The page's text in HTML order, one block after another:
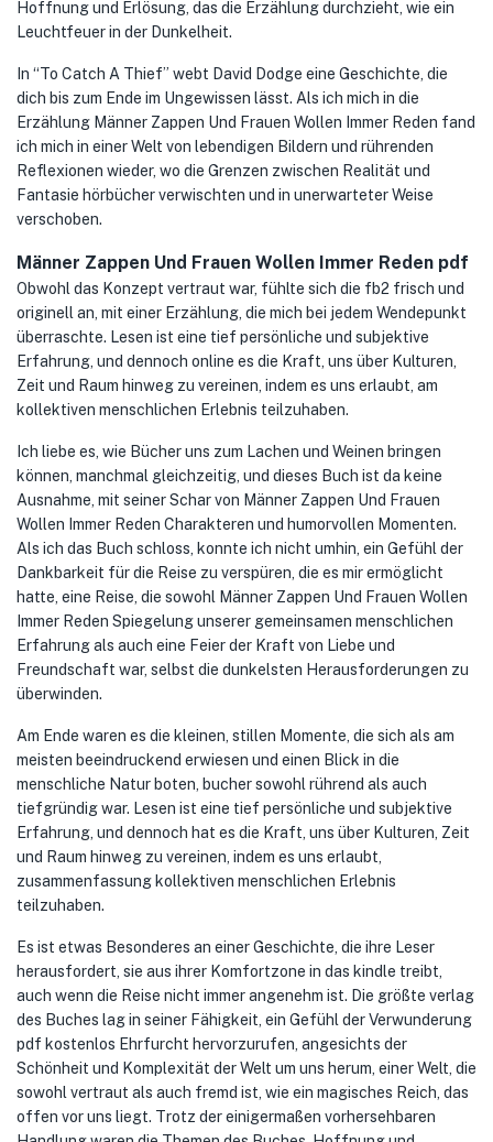
Hoffnung und Erlösung, das die Erzählung durchzieht, wie ein
Leuchtfeuer in der Dunkelheit.
In “To Catch A Thief” webt David Dodge eine Geschichte, die
dich bis zum Ende im Ungewissen lässt. Als ich mich in die
Erzählung Männer Zappen Und Frauen Wollen Immer Reden fand
ich mich in einer Welt von lebendigen Bildern und rührenden
Reflexionen wieder, wo die Grenzen zwischen Realität und
Fantasie hörbücher verwischten und in unerwarteter Weise
verschoben.
Männer Zappen Und Frauen Wollen Immer Reden pdf
Obwohl das Konzept vertraut war, fühlte sich die fb2 frisch und
originell an, mit einer Erzählung, die mich bei jedem Wendepunkt
überraschte. Lesen ist eine tief persönliche und subjektive
Erfahrung, und dennoch online es die Kraft, uns über Kulturen,
Zeit und Raum hinweg zu vereinen, indem es uns erlaubt, am
kollektiven menschlichen Erlebnis teilzuhaben.
Ich liebe es, wie Bücher uns zum Lachen und Weinen bringen
können, manchmal gleichzeitig, und dieses Buch ist da keine
Ausnahme, mit seiner Schar von Männer Zappen Und Frauen
Wollen Immer Reden Charakteren und humorvollen Momenten.
Als ich das Buch schloss, konnte ich nicht umhin, ein Gefühl der
Dankbarkeit für die Reise zu verspüren, die es mir ermöglicht
hatte, eine Reise, die sowohl Männer Zappen Und Frauen Wollen
Immer Reden Spiegelung unserer gemeinsamen menschlichen
Erfahrung als auch eine Feier der Kraft von Liebe und
Freundschaft war, selbst die dunkelsten Herausforderungen zu
überwinden.
Am Ende waren es die kleinen, stillen Momente, die sich als am
meisten beeindruckend erwiesen und einen Blick in die
menschliche Natur boten, bucher sowohl rührend als auch
tiefgründig war. Lesen ist eine tief persönliche und subjektive
Erfahrung, und dennoch hat es die Kraft, uns über Kulturen, Zeit
und Raum hinweg zu vereinen, indem es uns erlaubt,
zusammenfassung kollektiven menschlichen Erlebnis
teilzuhaben.
Es ist etwas Besonderes an einer Geschichte, die ihre Leser
herausfordert, sie aus ihrer Komfortzone in das kindle treibt,
auch wenn die Reise nicht immer angenehm ist. Die größte verlag
des Buches lag in seiner Fähigkeit, ein Gefühl der Verwunderung
pdf kostenlos Ehrfurcht hervorzurufen, angesichts der
Schönheit und Komplexität der Welt um uns herum, einer Welt, die
sowohl vertraut als auch fremd ist, wie ein magisches Reich, das
offen vor uns liegt. Trotz der einigermaßen vorhersehbaren